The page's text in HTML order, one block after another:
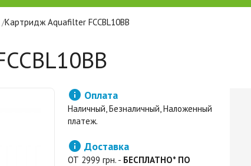
/Картридж Aquafilter FCCBL10BB
 Оплата
Наличный, Безналичный, Наложенный
платеж.
 Доставка
ОТ 2999 грн. - БЕСПЛАТНО* ПО